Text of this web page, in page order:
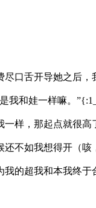
口舌开导她之后，
我和娃一样嘛。
样，那起点就很高
不如我想得开（
的超我和本我终于